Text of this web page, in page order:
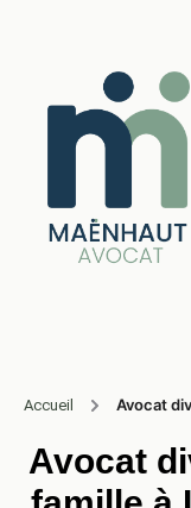
Accueil Avocat
Avocat